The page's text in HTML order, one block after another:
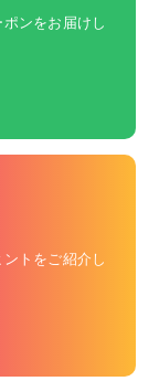
ンをお届けし
トをご紹介し